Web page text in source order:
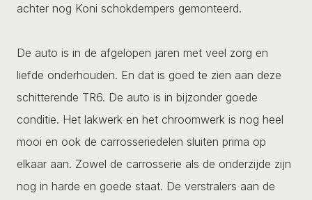
achter nog Koni schokdempers gemonteerd.
De auto is in de afgelopen jaren met veel zorg en
liefde onderhouden. En dat is goed te zien aan deze
schitterende TR6. De auto is in bijzonder goede
conditie. Het lakwerk en het chroomwerk is nog heel
mooi en ook de carrosseriedelen sluiten prima op
elkaar aan. Zowel de carrosserie als de onderzijde zijn
nog in harde en goede staat. De verstralers aan de